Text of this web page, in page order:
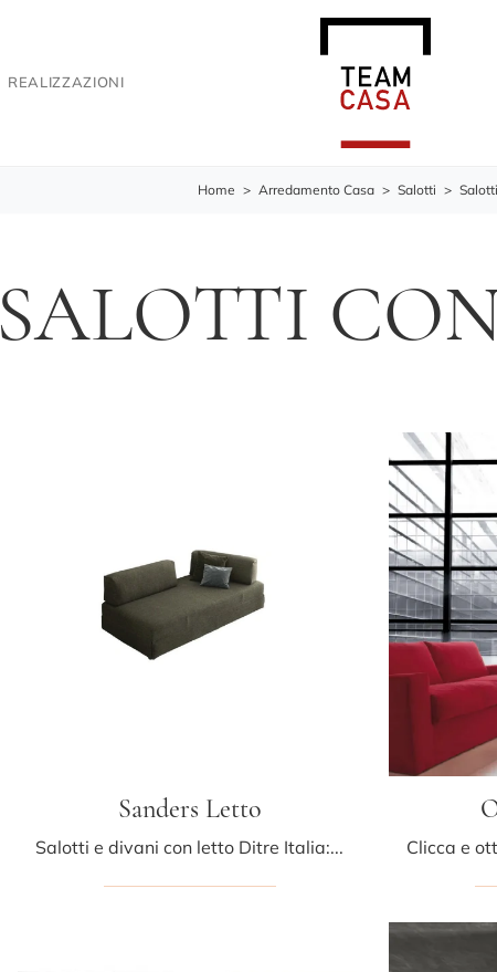
REALIZZAZIONI
Home > Arredamento Casa > Salotti >
SALOTTI
Sanders Letto
Salotti e divani con letto Ditre Italia: ti presentiamo il modello Sanders Letto in tessuto per arricchire il soggiorno.